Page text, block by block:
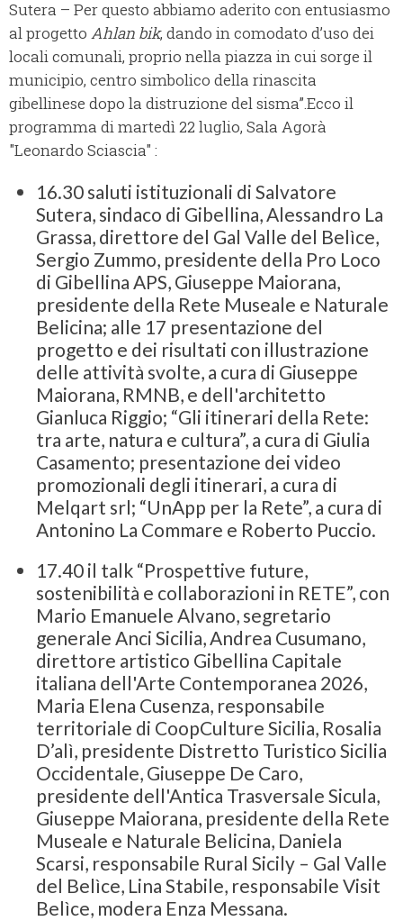
Sutera – Per questo abbiamo aderito con entusiasmo
al progetto Ahlan bik, dando in comodato d’uso dei
locali comunali, proprio nella piazza in cui sorge il
municipio, centro simbolico della rinascita
gibellinese dopo la distruzione del sisma”.Ecco il
programma di martedì 22 luglio, Sala Agorà
"Leonardo Sciascia" :
16.30 saluti istituzionali di Salvatore
Sutera, sindaco di Gibellina, Alessandro La
Grassa, direttore del Gal Valle del Belìce,
Sergio Zummo, presidente della Pro Loco
di Gibellina APS, Giuseppe Maiorana,
presidente della Rete Museale e Naturale
Belicina; alle 17 presentazione del
progetto e dei risultati con illustrazione
delle attività svolte, a cura di Giuseppe
Maiorana, RMNB, e dell'architetto
Gianluca Riggio; “Gli itinerari della Rete:
tra arte, natura e cultura”, a cura di Giulia
Casamento; presentazione dei video
promozionali degli itinerari, a cura di
Melqart srl; “UnApp per la Rete”, a cura di
Antonino La Commare e Roberto Puccio.
17.40 il talk “Prospettive future,
sostenibilità e collaborazioni in RETE”, con
Mario Emanuele Alvano, segretario
generale Anci Sicilia, Andrea Cusumano,
direttore artistico Gibellina Capitale
italiana dell'Arte Contemporanea 2026,
Maria Elena Cusenza, responsabile
territoriale di CoopCulture Sicilia, Rosalia
D’alì, presidente Distretto Turistico Sicilia
Occidentale, Giuseppe De Caro,
presidente dell'Antica Trasversale Sicula,
Giuseppe Maiorana, presidente della Rete
Museale e Naturale Belicina, Daniela
Scarsi, responsabile Rural Sicily – Gal Valle
del Belìce, Lina Stabile, responsabile Visit
Belìce, modera Enza Messana.